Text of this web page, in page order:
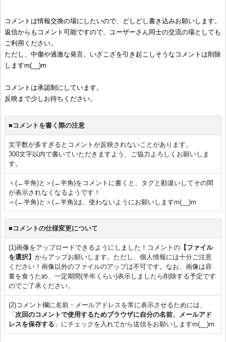
コメントは情報交換の場にしたいので、どしどし書き込みお願いします。
返信からもコメント可能ですので、ユーザーさん同士の交流の場としても
ご利用ください。
ただし、中傷や過激な発言、いざこざを引き起こしそうなコメントは削除
しますm(__)m
コメントは承認制にしています。
反映まで少しお待ちください。
■コメントを書く際の注意
文字数が多すぎるとコメントが反映されないことがあります。
300文字以内で書いていただきますよう、ご協力よろしくお願いしま
す。
＜(←半角)と＞(←半角)をコメントに書くと、タグと勘違いしてその間
が表示されなくなるようです！
＜(←半角)と＞(←半角)は、使わないようにお願いしますm(__)m
■コメントの仕様変更について
(1)画像をアップロードできるようにしました！コメントの【ファイル
を選択】 からアップお願いします。ただし、個人情報には十分ご注意
ください！画像以外のファイルのアップは不可です。なお、画像は容
量を食うため、一定期間(半年くらい)表示しましたら削除する予定です
のでご了承ください。
(2)コメント欄に名前・メールアドレスを常に表示させるためには、
「 次回のコメントで使用するためブラウザに自分の名前、メールアド
レスを保存する 」にチェックを入れてから送信をお願いしますm(__)m